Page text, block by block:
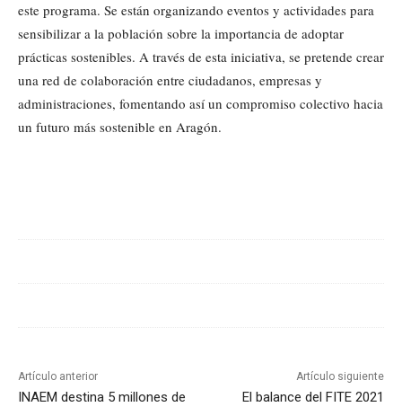
este programa. Se están organizando eventos y actividades para
sensibilizar a la población sobre la importancia de adoptar
prácticas sostenibles. A través de esta iniciativa, se pretende crear
una red de colaboración entre ciudadanos, empresas y
administraciones, fomentando así un compromiso colectivo hacia
un futuro más sostenible en Aragón.
Artículo anterior
INAEM destina 5 millones de
Artículo siguiente
El balance del FITE 2021